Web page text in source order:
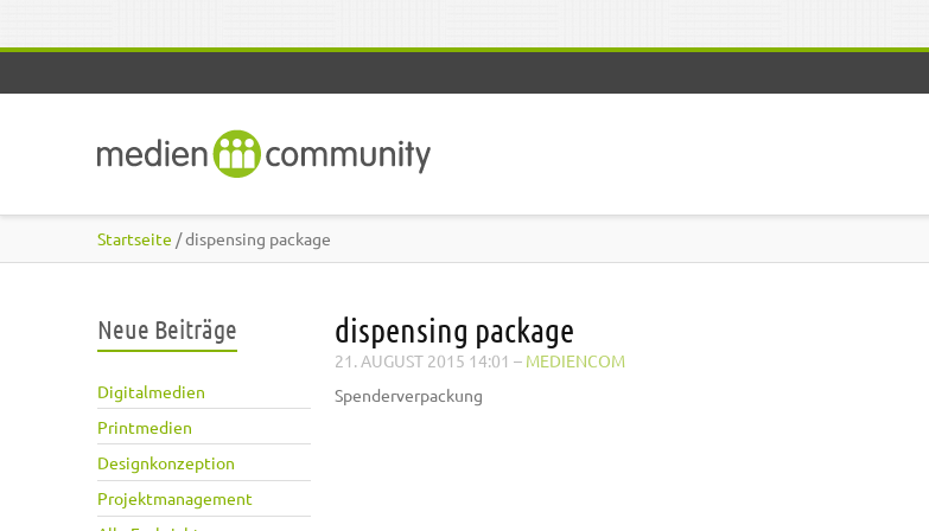
Startseite / dispensing package
Neue Beiträge
Digitalmedien
Printmedien
Designkonzeption
Projektmanagement
dispensing package
21. AUGUST 2015 14:01 – MEDIENCOM
Spenderverpackung